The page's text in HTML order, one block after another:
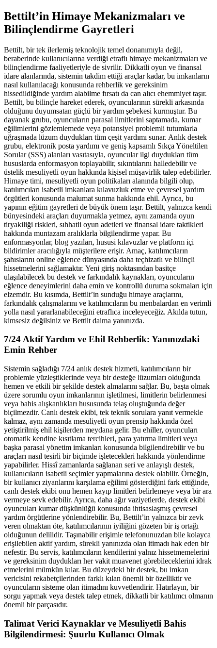
Bettilt’in Himaye Mekanizmaları ve
Bilinçlendirme Gayretleri
Bettilt, bir tek ilerlemiş teknolojik temel donanımıyla değil,
beraberinde kullanıcılarına verdiği etraflı himaye mekanizmaları ve
bilinçlendirme faaliyetleriyle de sivrilir. Dikkatli oyun ve finansal
idare alanlarında, sistemin takdim ettiği araçlar kadar, bu imkanların
nasıl kullanılacağı konusunda rehberlik ve gereksinim
hissedildiğinde yardım alabilme fırsatı da can alıcı ehemmiyet taşır.
Bettilt, bu bilinçle hareket ederek, oyuncularının sürekli arkasında
olduğunu duyumsatan güçlü bir yardım şebekesi kurmuştur. Bu
dayanak grubu, oyuncuların parasal limitlerini saptamada, kumar
eğilimlerini gözlemlemede veya potansiyel problemli tutumlarla
uğraşmada lüzum duydukları tüm çeşit yardımı sunar. Anlık destek
grubu, elektronik posta yardımı ve geniş kapsamlı Sıkça Yöneltilen
Sorular (SSS) alanları vasıtasıyla, oyuncular ilgi duydukları tüm
hususlarda enformasyon toplayabilir, sıkıntılarını halledebilir ve
üstelik mesuliyetli oyun hakkında kişisel müşavirlik talep edebilirler.
Himaye timi, mesuliyetli oyun politikaları alanında bilgili olup,
katılımcıları isabetli imkanlara kılavuzluk etme ve çevresel yardım
örgütleri konusunda malumat sunma hakkında ehil. Ayrıca, bu
yapının eğitim gayretleri de büyük önem taşır. Bettilt, yalnızca kendi
bünyesindeki araçları duyurmakla yetmez, aynı zamanda oyun
tiryakiliği riskleri, sıhhatli oyun adetleri ve finansal idare taktikleri
hakkında muntazam aralıklarla bilgilendirme yapar. Bu
enformasyonlar, blog yazıları, hususi kılavuzlar ve platform içi
bildirimler aracılığıyla müşterilere erişir. Amaç, katılımcıların
şahıslarını online eğlence dünyasında daha teçhizatlı ve bilinçli
hissetmelerini sağlamaktır. Yeni giriş noktasından basitçe
ulaşılabilecek bu destek ve farkındalık kaynakları, oyuncuların
eğlence deneyimlerini daha emin ve kontrollü duruma sokmaları için
elzemdir. Bu kısımda, Bettilt’in sunduğu himaye araçlarını,
farkındalık çalışmalarını ve katılımcıların bu menbalardan en verimli
yolla nasıl yararlanabileceğini etraflıca inceleyeceğiz. Akılda tutun,
kimsesiz değilsiniz ve Bettilt daima yanınızda.
7/24 Aktif Yardım ve Ehil Rehberlik: Yanınızdaki
Emin Rehber
Sistemin sağladığı 7/24 anlık destek hizmeti, katılımcıların bir
problemle yüzleştiklerinde veya bir desteğe lüzumları olduğunda
hemen ve etkili bir şekilde destek almalarını sağlar. Bu, başta olmak
üzere sorumlu oyun imkanlarının işletilmesi, limitlerin belirlenmesi
veya bahis alışkanlıkları hususunda telaş oluştuğunda değer
biçilmezdir. Canlı destek ekibi, tek teknik sorulara yanıt vermekle
kalmaz, aynı zamanda mesuliyetli oyun prensip hakkında özel
yetiştirilmiş ehil kişilerden meydana gelir. Bu ehiller, oyuncuları
otomatik kendine kısıtlama tercihleri, para yatırma limitleri veya
başka parasal yönetim imkanları konusunda bilgilendirebilir ve bu
araçları nasıl tesirli bir biçimde işletecekleri hakkında yönlendirme
yapabilirler. Hissî zamanlarda sağlanan seri ve anlayışlı destek,
kullanıcıların isabetli seçimler yapmalarına destek olabilir. Örneğin,
bir kullanıcı ziyanlarını karşılama eğilimi gösterdiğini fark ettiğinde,
canlı destek ekibi onu hemen kayıp limitleri belirlemeye veya bir ara
vermeye sevk edebilir. Ayrıca, daha ağır vaziyetlerde, destek ekibi
oyuncuları kumar düşkünlüğü konusunda ihtisaslaşmış çevresel
yardım örgütlerine yönlendirebilir. Bu, Bettilt’in yalnızca bir zevk
veren olmaktan öte, katılımcılarının iyiliğini gözeten bir iş ortağı
olduğunun delilidir. Taşınabilir erişimle telefonunuzdan bile kolayca
erişilebilen aktif yardım, sürekli yanınızda olan itimadı hak eden bir
nefestir. Bu servis, katılımcıların kendilerini yalnız hissetmemelerini
ve gereksinim duydukları her vakit muavenet görebileceklerini idrak
etmelerini mümkün kılar. Bu düzeydeki bir destek, bu imkan
vericisini rekabetçilerinden farklı kılan önemli bir özelliktir ve
oyuncuların sisteme olan itimadını kuvvetlendirir. Hatırlayın, bir
sorgu yapmak veya destek talep etmek, dikkatli bir katılımcı olmanın
önemli bir parçasıdır.
Talimat Verici Kaynaklar ve Mesuliyetli Bahis
Bilgilendirmesi: Şuurlu Kullanıcı Olmak